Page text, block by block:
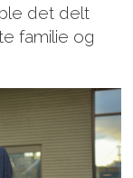
det delt
familie og